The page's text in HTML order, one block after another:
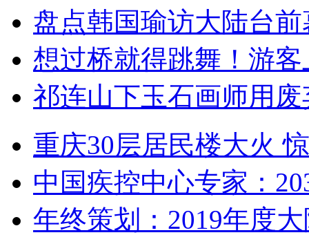
盘点韩国瑜访大陆台
想过桥就得跳舞！游客
祁连山下玉石画师用
重庆30层居民楼大火
中国疾控中心专家：
年终策划：2019年度